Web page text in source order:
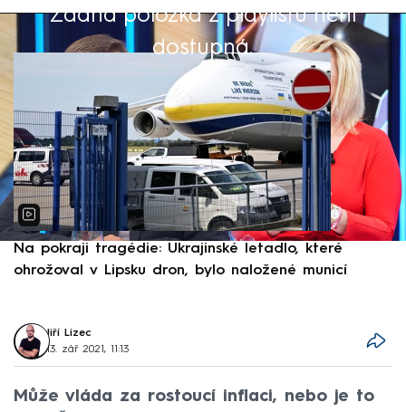
Žádná položka z playlistu není
dostupná.
Výběr redakce
Na pokraji tragédie: Ukrajinské letadlo, které
ohrožoval v Lipsku dron, bylo naložené municí
Jiří Lizec
13. zář 2021, 11:13
Může vláda za rostoucí inflaci, nebo je to